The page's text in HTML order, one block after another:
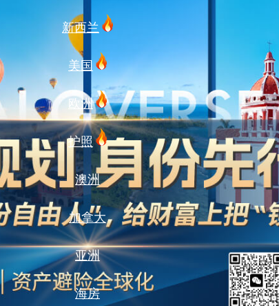
新西兰
美国
欧洲
护照
澳洲
加拿大
亚洲
海房